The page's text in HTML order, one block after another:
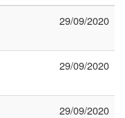
29/09/2020
29/09/2020
29/09/2020